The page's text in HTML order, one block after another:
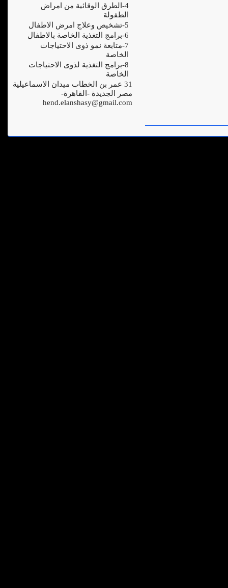
4-الطرق الوقائية من امراض
الطفولة
5-تشخيص وعلاج امرض الاطفال
6-برامج التغذية الخاصة بالاطفال
7-متابعة نمو ذوى الاحتياجات
الخاصة
8-برامج التغذية لذوى الاحتياجات
الخاصة
31 عمر بن الخطاب ميدان الاسماعيلية
مصر الجديدة -القاهرة-
hend.elanshasy@gmail.com